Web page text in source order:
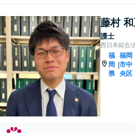
藤村
護士
西日本綜合
福
岡
県
|
福岡
市中
央区